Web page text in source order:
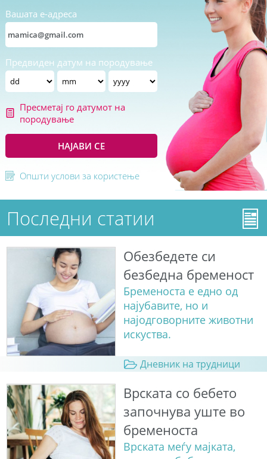
Вашата е-адреса
Предвиден датум на породување
Пресметај го датумот на
породување
НАЈАВИ СЕ
Општи услови за користење
Последни статии
Обезбедете си
безбедна бременост
Бременоста е едно од
најубавите, но и
најодговорните животни
искуства.
Дневник на трудници
Врската со бебето
започнува уште во
бременоста
Врската меѓу мајката,